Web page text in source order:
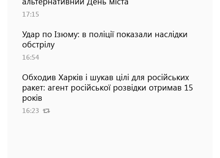
17:15
Удар по Ізюму: в поліції показали наслідки
обстрілу
16:54
Обходив Харків і шукав цілі для російських
ракет: агент російської розвідки отримав 15
років
16:23